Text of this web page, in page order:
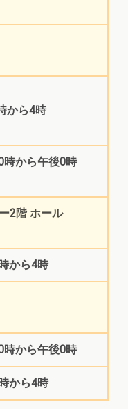
から4時
時から午後0時
2階 ホール
から4時
時から午後0時
から4時